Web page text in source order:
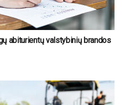
abiturientų valstybinių brandos